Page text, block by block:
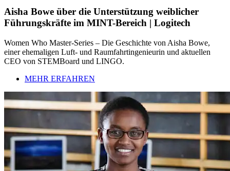
Aisha Bowe über die Unterstützung weiblicher
Führungskräfte im MINT-Bereich | Logitech
Women Who Master-Series – Die Geschichte von Aisha Bowe,
einer ehemaligen Luft- und Raumfahrtingenieurin und aktuellen
CEO von STEMBoard und LINGO.
MEHR ERFAHREN